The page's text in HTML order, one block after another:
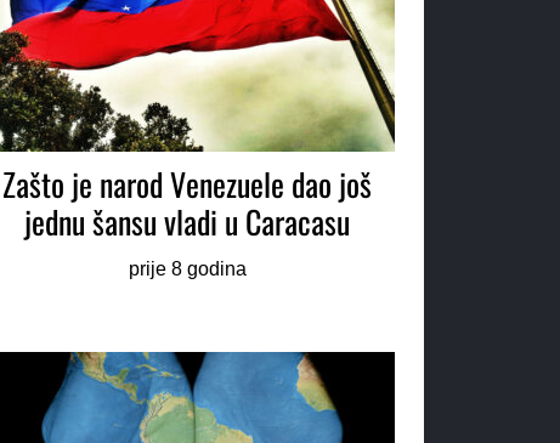
Zašto je narod Venezuele dao još
jednu šansu vladi u Caracasu
prije 8 godina